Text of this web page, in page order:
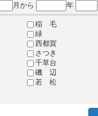
月から 年
稲 毛
緑
西都賀
さつき
千草台
磯 辺
若 松